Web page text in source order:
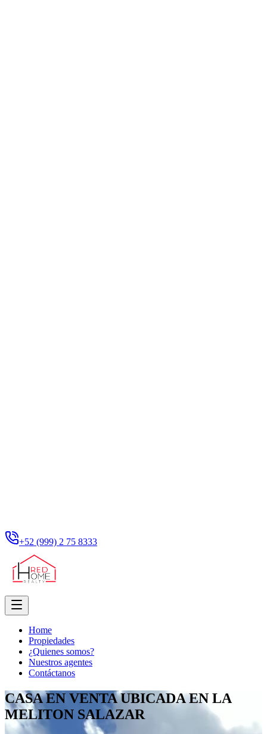
+52 (999) 2 75 8333
Home
Propiedades
¿Quienes somos?
Nuestros agentes
Contáctanos
CASA EN VENTA UBICADA EN LA
MELITON SALAZAR